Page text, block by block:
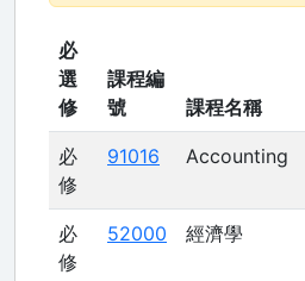
必
選
修
課程編
號
課程名稱
必
修
91016 Accounting
必
修
52000 經濟學